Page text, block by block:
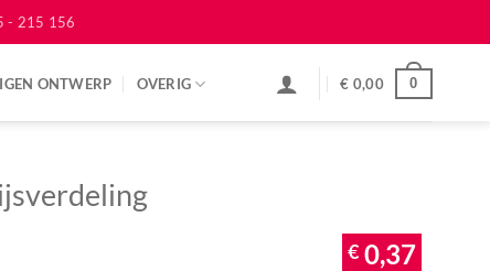
- 215 156
ONTWERP OVERIG € 0,00 0
€0,37